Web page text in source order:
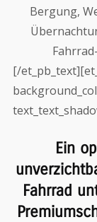
Bergung,
[/
Ein
Fahrrad